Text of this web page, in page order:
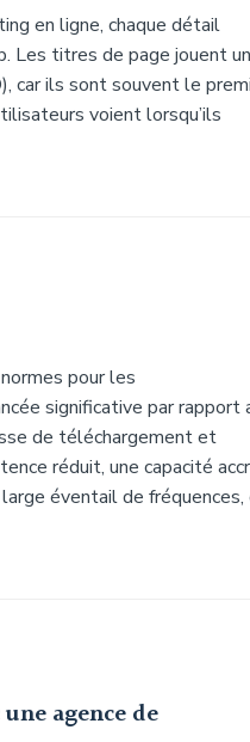
en ligne, chaque détail
Les titres de page jouent un
car ils sont souvent le
voient lorsqu’ils
pour les
significative par rapport
de téléchargement et
réduit, une capacité
éventail de fréquences,
agence de